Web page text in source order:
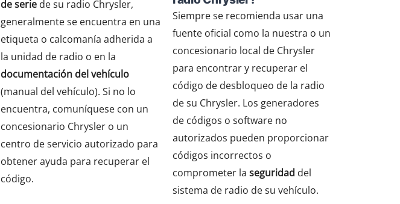
de serie de su radio Chrysler,
generalmente se encuentra en una
etiqueta o calcomanía adherida a
la unidad de radio o en la
documentación del vehículo
(manual del vehículo). Si no lo
encuentra, comuníquese con un
concesionario Chrysler o un
centro de servicio autorizado para
obtener ayuda para recuperar el
código.
Siempre se recomienda usar una
fuente oficial como la nuestra o un
concesionario local de Chrysler
para encontrar y recuperar el
código de desbloqueo de la radio
de su Chrysler. Los generadores
de códigos o software no
autorizados pueden proporcionar
códigos incorrectos o
comprometer la seguridad del
sistema de radio de su vehículo.